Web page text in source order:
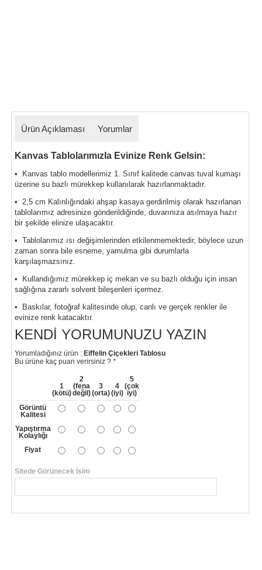
Ürün Açıklaması Yorumlar
Kanvas Tablolarımızla Evinize Renk Gelsin:
• Kanvas tablo modellerimiz 1. Sınıf kalitede canvas tuval kumaşı
üzerine su bazlı mürekkep kullanılarak hazırlanmaktadır.
• 2,5 cm Kalınlığındaki ahşap kasaya gerdirilmiş olarak hazırlanan
tablolarımız adresinize gönderildiğinde, duvarınıza asılmaya hazır
bir şekilde elinize ulaşacaktır.
• Tablolarımız ısı değişimlerinden etkilenmemektedir, böylece uzun
zaman sonra bile esneme, yamulma gibi durumlarla
karşılaşmazsınız.
• Kullandığımız mürekkep iç mekan ve su bazlı olduğu için insan
sağlığına zararlı solvent bileşenleri içermez.
• Baskılar, fotoğraf kalitesinde olup, canlı ve gerçek renkler ile
evinize renk katacaktır.
KENDI YORUMUNUZU YAZIN
Yorumladığınız ürün : Eiffelin Çiçekleri Tablosu
Bu ürüne kaç puan verirsiniz ? *
1
(kötü)
2
(fena
değil)
3
(orta)
4
(iyi)
5
(çok
iyi)
Görüntü
Kalitesi
Yapıştırma
Kolaylığı
Fiyat
Sitede Görünecek İsim